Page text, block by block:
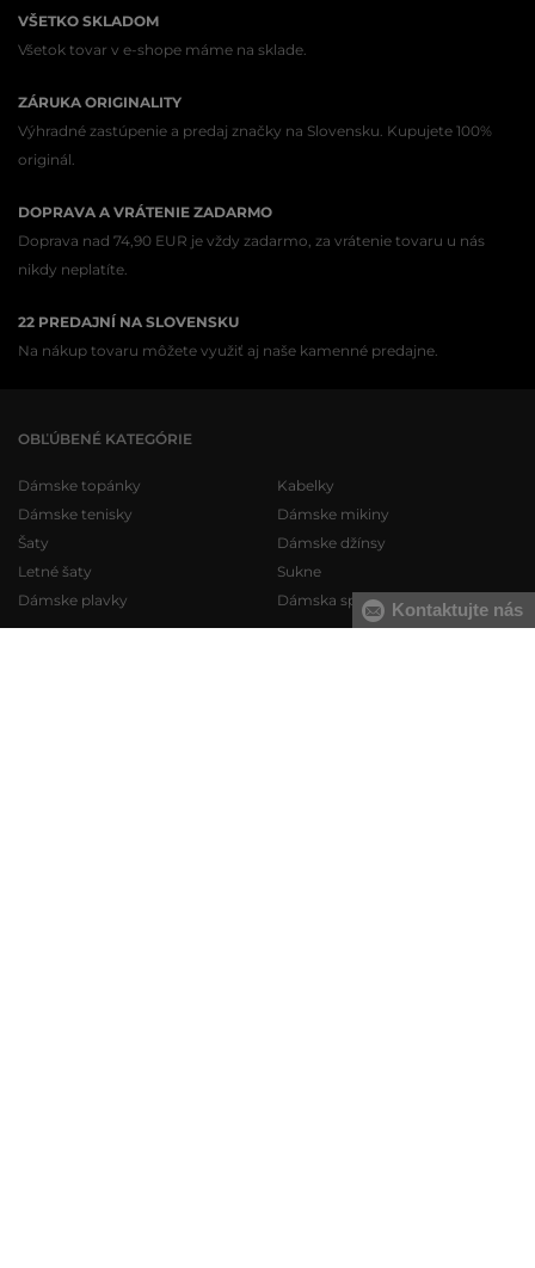
VŠETKO SKLADOM
Všetok tovar v e-shope máme na sklade.
ZÁRUKA ORIGINALITY
Výhradné zastúpenie a predaj značky na Slovensku. Kupujete 100%
originál.
DOPRAVA A VRÁTENIE ZADARMO
Doprava nad 74,90 EUR je vždy zadarmo, za vrátenie tovaru u nás
nikdy neplatíte.
22 PREDAJNÍ NA SLOVENSKU
Na nákup tovaru môžete využiť aj naše kamenné predajne.
OBĽÚBENÉ KATEGÓRIE
Dámske topánky
Dámske tenisky
Šaty
Letné šaty
Dámske plavky
Kabelky
Dámske mikiny
Dámske džínsy
Sukne
Dámska spodná bielizeňKontaktujte nás